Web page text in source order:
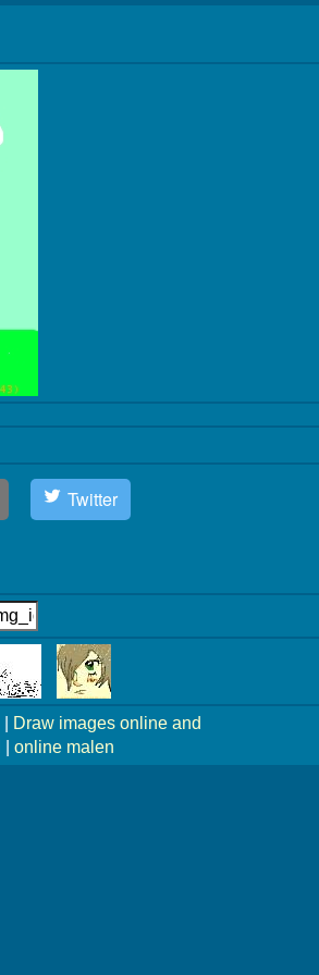
Twitter
Draw images online and
online malen